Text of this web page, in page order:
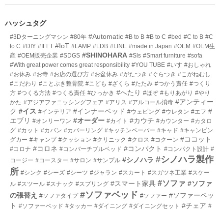
ー
リ
数
ハッシュタグ
#3Dターニングマシン #80年 #Automatic #B to B #B to C #bed #C to B #C
to C #DIY #IFFT #IoT #LAMP #LDB #LINE #made in Japan #OEM #OEM生
産 #OEM販売企業 #SDGS #SHINOHARA #Sls #Smart furniture #sofa
#With great power comes great responsibility #YOU TUBE #いす #おしゃれ
#お休み #お寺 #お店の選び方 #お盆休み #がたつき #ぐらつき #こがねむし
#こだわり #ことぶき整骨院 #こども #ざくら #たたみ #つかう責任 #つくり
方 #つくる方法 #つくる責任 #ひっかき #へたり #ほぞ #もりあがり #やり
かた #アジアファニッシングフェア #アリス #アルコール消毒 #アンティー
ク #イス #インテリア #インナーベッド #ウェピング #ウレタン #エフ #
エブリ #オンリーワン #オーダー #カイト #カウチ #カウンター #カタロ
グ #カット #カバン #カバーリング #キッチンペーパー #キャド #キャンピン
グカー #キャンプ #クッション #クリニック #クロス #コクーン #ココット
#コロナ #コロネ #コンバーチブルベッド #コンパクト #コンパクト設計 #
コージー #コースター #サロン #サンプル #シノハラ #シノハラ製作
所 #シンク #シーズ #シーツ #ジャラン #スカート #スガツネ工業 #スケー
ル #スツール #スナック #スプリング #スマート家具 #ソファ #ソファ
の張替え #ソファタイプ #ソファベッド #ソファー #ソファーベッ
ト #ソファーベッド #タッカー #ダイニング #ダイニングセット #チェア #